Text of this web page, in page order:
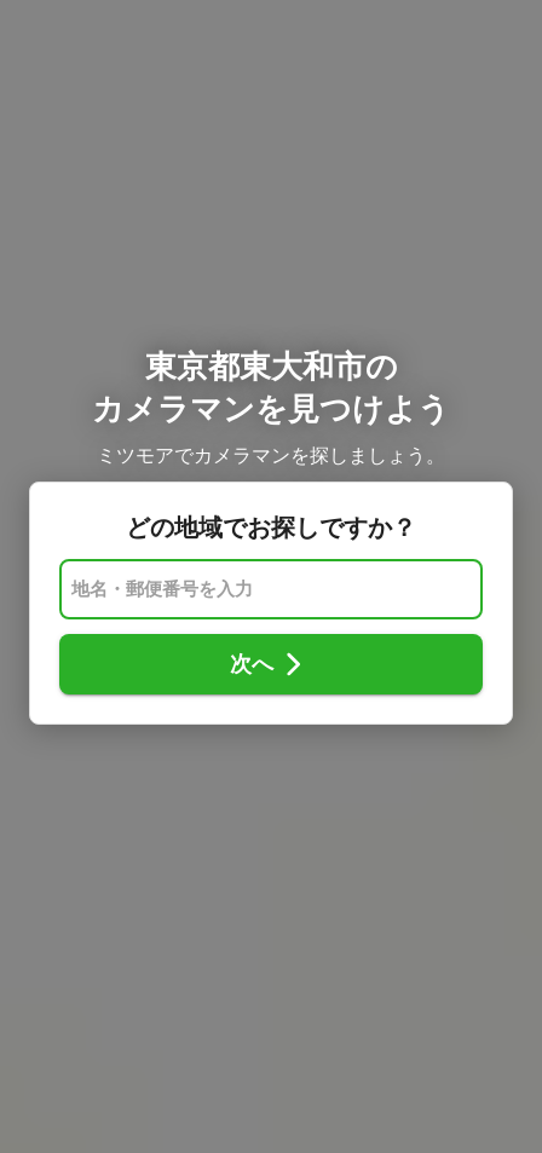
東京都東大和市の
カメラマンを見つけよう
ミツモアでカメラマンを探しましょう。
どの地域でお探しですか？
次へ